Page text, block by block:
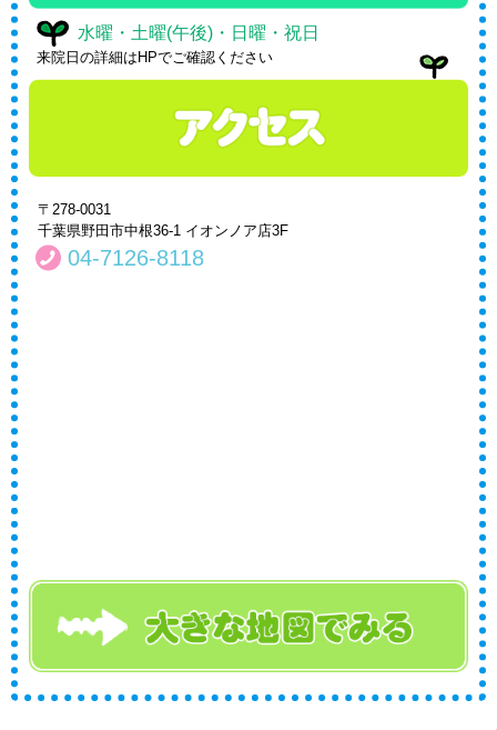
水曜・土曜(午後)・日曜・祝日
来院日の詳細はHPでご確認ください
〒278-0031
千葉県野田市中根36-1 イオンノア店3F
04-7126-8118